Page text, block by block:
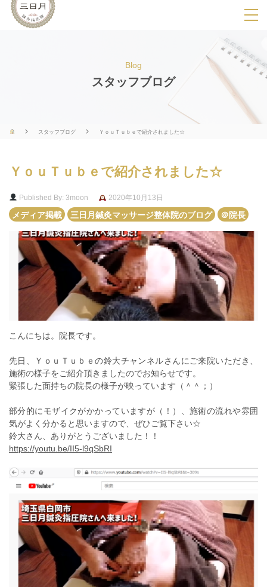
SPメニ
ー
展
用
ボ
Blog
スタッフブログ
スタッフブログ ＹｏｕＴｕｂｅで紹介されました☆
ＹｏｕＴｕｂｅで紹介されました☆
Published By: 3moon
2020年10月13日
メディア掲載
三日月鍼灸マッサージ整体院のブログ ＠院長
こんにちは。院長です。
先日、ＹｏｕＴｕｂｅの鈴大チャンネルさんにご来院いただき、
施術の様子をご紹介頂きましたのでお知らせです。
緊張した面持ちの院長の様子が映っています（＾＾；）
部分的にモザイクがかかっていますが（！）、施術の流れや雰囲
気がよく分かると思いますので、ぜひご覧下さい☆
鈴大さん、ありがとうございました！！
https://youtu.be/II5-l9qSbRI